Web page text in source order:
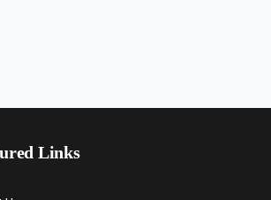
Links